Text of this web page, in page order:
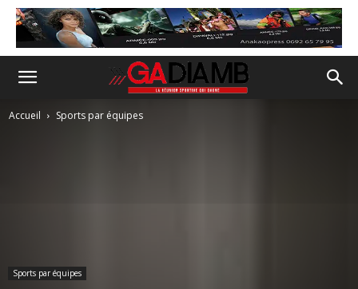
Accueil Sports par équipes
Sports par équipes